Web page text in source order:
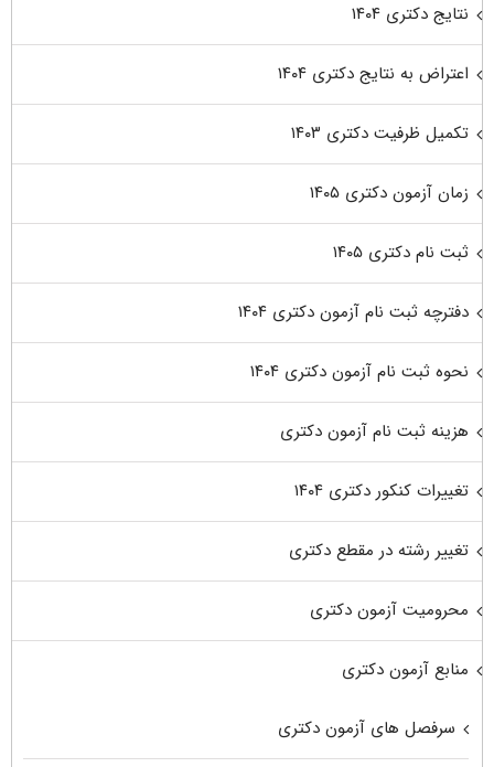
نتایج دکتری ۱۴۰۴
اعتراض به نتایج دکتری ۱۴۰۴
تکمیل ظرفیت دکتری ۱۴۰۳
زمان آزمون دکتری ۱۴۰۵
ثبت نام دکتری ۱۴۰۵
دفترچه ثبت نام آزمون دکتری ۱۴۰۴
نحوه ثبت نام آزمون دکتری ۱۴۰۴
هزینه ثبت نام آزمون دکتری
تغییرات کنکور دکتری ۱۴۰۴
تغییر رشته در مقطع دکتری
محرومیت آزمون دکتری
منابع آزمون دکتری
سرفصل های آزمون دکتری